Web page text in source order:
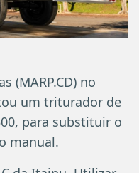
(MARP.CD) no
um triturador de
para substituir o
manual.